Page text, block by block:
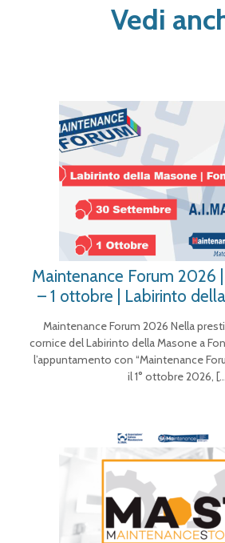
Vedi
Maintenance Forum 2026
– 1 ottobre | Labirinto
Maintenance Forum 2026 Nella
cornice del Labirinto della Masone a
l’appuntamento con “Maintenance
il 1° ottobre 2026,